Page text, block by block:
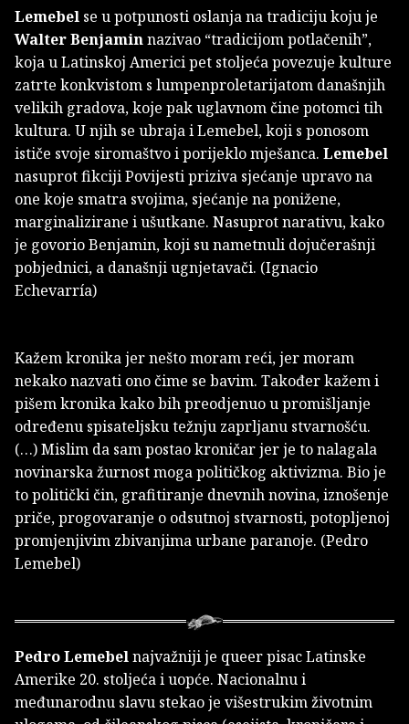
Lemebel se u potpunosti oslanja na tradiciju koju je
Walter Benjaminnazivao “tradicijom potlačenih”,
koja u Latinskoj Americi pet stoljeća povezuje kulture
zatrte konkvistom s lumpenproletarijatom današnjih
velikih gradova, koje pak uglavnom čine potomci tih
kultura. U njih se ubraja i Lemebel, koji s ponosom
ističe svoje siromaštvo i porijeklo mješanca. Lemebel
nasuprot fikciji Povijesti priziva sjećanje upravo na
one koje smatra svojima, sjećanje na ponižene,
marginalizirane i ušutkane. Nasuprot narativu, kako
je govorio Benjamin, koji su nametnuli dojučerašnji
pobjednici, a današnji ugnjetavači. (Ignacio
Echevarría)
Kažem kronika jer nešto moram reći, jer moram
nekako nazvati ono čime se bavim. Također kažem i
pišem kronika kako bih preodjenuo u promišljanje
određenu spisateljsku težnju zaprljanu stvarnošću.
(…) Mislim da sam postao kroničar jer je to nalagala
novinarska žurnost moga političkog aktivizma. Bio je
to politički čin, grafitiranje dnevnih novina, iznošenje
priče, progovaranje o odsutnoj stvarnosti, potopljenoj
promjenjivim zbivanjima urbane paranoje. (Pedro
Lemebel)
Pedro Lemebelnajvažniji je queer pisac Latinske
Amerike 20. stoljeća i uopće. Nacionalnu i
međunarodnu slavu stekao je višestrukim životnim